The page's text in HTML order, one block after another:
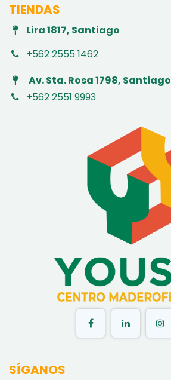
TIENDAS
Lira 1817, Santiago
+562 2555 1462
Av. Sta. Rosa 1798, Santiago
+562 2551 9993
SÍGANOS